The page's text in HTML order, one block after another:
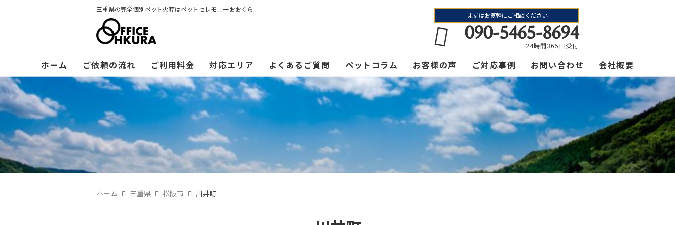
三重県の完全個別ペット火葬はペットセレモニーおおくら
まずはお気軽にご相談ください
090-5465-8694
24時間365日受付
ホーム ご依頼の流れ ご利用料金 対応エリア よくあるご質問 ペットコラム お客様の声 ご対応事例 お問い合わせ 会社概要
ホーム 三重県 松阪市 川井町